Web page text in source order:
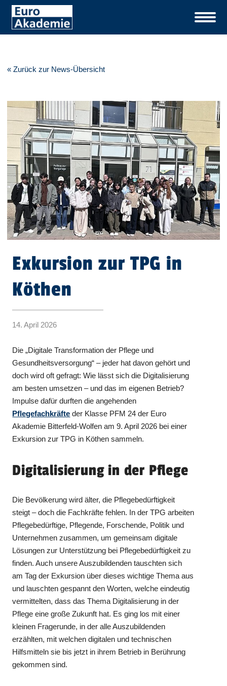
« Zurück zur News-Übersicht
Exkursion zur TPG in
Köthen
14. April 2026
Die „Digitale Transformation der Pflege und
Gesundheitsversorgung“ – jeder hat davon gehört und
doch wird oft gefragt: Wie lässt sich die Digitalisierung
am besten umsetzen – und das im eigenen Betrieb?
Impulse dafür durften die angehenden
Pflegefachkräfte der Klasse PFM 24 der Euro
Akademie Bitterfeld-Wolfen am 9. April 2026 bei einer
Exkursion zur TPG in Köthen sammeln.
Digitalisierung in der Pflege
Die Bevölkerung wird älter, die Pflegebedürftigkeit
steigt – doch die Fachkräfte fehlen. In der TPG arbeiten
Pflegebedürftige, Pflegende, Forschende, Politik und
Unternehmen zusammen, um gemeinsam digitale
Lösungen zur Unterstützung bei Pflegebedürftigkeit zu
finden. Auch unsere Auszubildenden tauschten sich
am Tag der Exkursion über dieses wichtige Thema aus
und lauschten gespannt den Worten, welche eindeutig
vermittelten, dass das Thema Digitalisierung in der
Pflege eine große Zukunft hat. Es ging los mit einer
kleinen Fragerunde, in der alle Auszubildenden
erzählten, mit welchen digitalen und technischen
Hilfsmitteln sie bis jetzt in ihrem Betrieb in Berührung
gekommen sind.